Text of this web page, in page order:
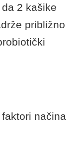
2 kašike
približno
načina